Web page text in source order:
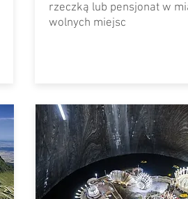
rzeczką lub pensjonat w
wolnych miejsc